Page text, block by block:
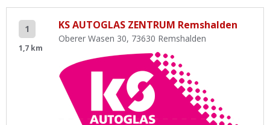
1
1,7 km
KS AUTOGLAS ZENTRUM Remshalden
Oberer Wasen 30, 73630 Remshalden